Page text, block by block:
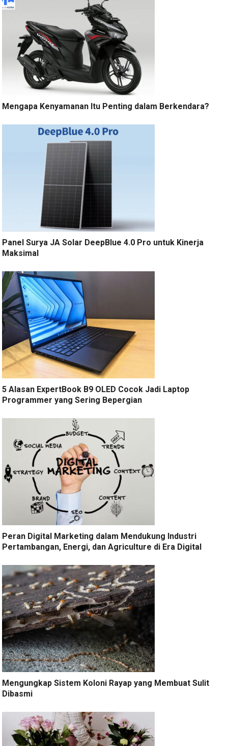
Mengapa Kenyamanan Itu Penting dalam Berkendara?
Panel Surya JA Solar DeepBlue 4.0 Pro untuk Kinerja
Maksimal
5 Alasan ExpertBook B9 OLED Cocok Jadi Laptop
Programmer yang Sering Bepergian
Peran Digital Marketing dalam Mendukung Industri
Pertambangan, Energi, dan Agriculture di Era Digital
Mengungkap Sistem Koloni Rayap yang Membuat Sulit
Dibasmi